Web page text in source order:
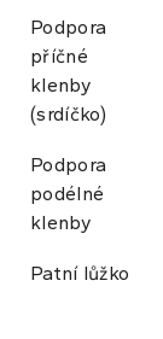
Podpora
příčné
klenby
(srdíčko)
Podpora
podélné
klenby
Patní lůžko